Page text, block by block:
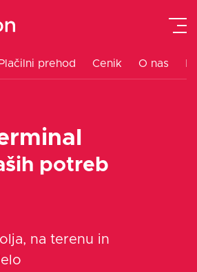
Plačilni prehod Cenik O nas
potreb
na terenu in